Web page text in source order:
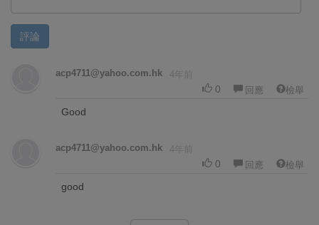
評論
acp4711@yahoo.com.hk 4年前
0 回應 檢舉
Good
acp4711@yahoo.com.hk 4年前
0 回應 檢舉
good